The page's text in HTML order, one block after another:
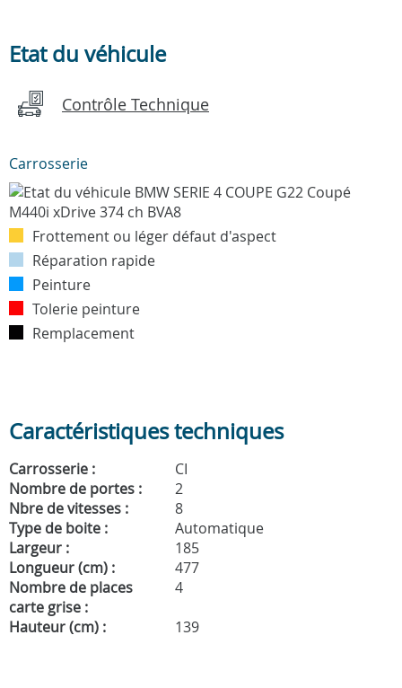
Etat du véhicule
Contrôle Technique
Carrosserie
Frottement ou léger défaut d'aspect
Réparation rapide
Peinture
Tolerie peinture
Remplacement
Caractéristiques techniques
Carrosserie :
CI
Nombre de portes :
2
Nbre de vitesses :
8
Type de boite :
Automatique
Largeur :
185
Longueur (cm) :
477
Nombre de places
carte grise :
4
Hauteur (cm) :
139